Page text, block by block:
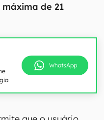
de 21
WhatsApp